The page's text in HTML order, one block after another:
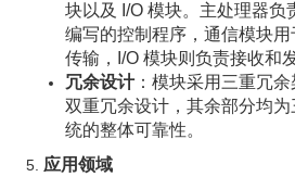
块以及 I/O 模块。主处理器负
编写的控制程序，通信模块
传输，I/O 模块则负责接收和
冗余设计：模块采用三重冗
双重冗余设计，其余部分均
统的整体可靠性。
应用领域